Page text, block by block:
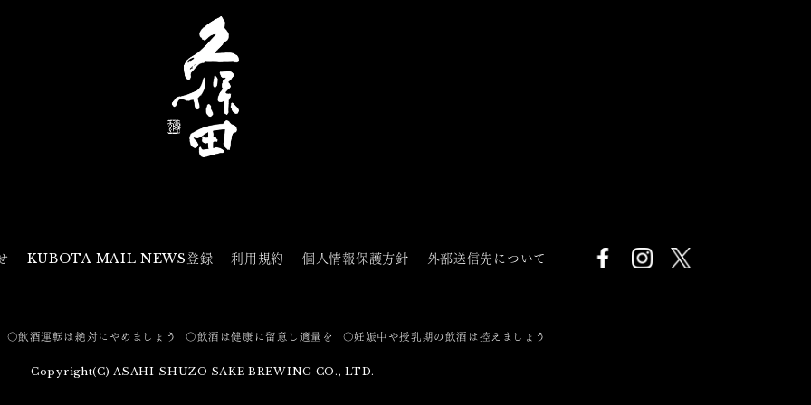
KUBOTA MAIL NEWS登録 利用規約 個人情報保護方針 外部送信先について
〇飲酒運転は絶対にやめましょう 〇飲酒は健康に留意し適量を 〇妊娠中や授乳期の飲酒は控えましょう
Copyright(C) ASAHI-SHUZO SAKE BREWING CO., LTD.